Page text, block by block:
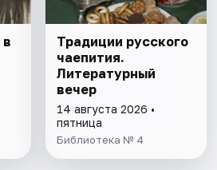
Традиции русского
чаепития.
Литературный
вечер
14 августа 2026 •
пятница
Библиотека № 4